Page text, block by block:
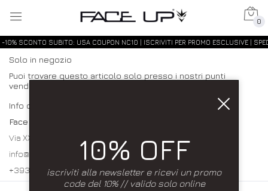
0
-10% SCONTO SUBITO: USA COUPON NC10 | ISCRIVITI PER PROMO ESCLUSIVE |
Solo in negozio
Puoi trovare questo articolo solo presso i nostri punti
vendita:
Info contatti
Face up
Via XXXI Maggio 23/25 80027 Frattamaggiore (NA)
info@faceupboutique.com, faceupnegozio@gmail.com
+393920340990 0818312915
10% OFF
iscriviti alla newsletter e ricevi un promo
code del 10% // valido solo online